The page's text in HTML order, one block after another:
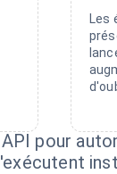
Les
pour